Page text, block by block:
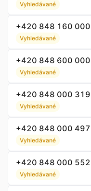
Vyhledávané
+420 848 160 000
Vyhledávané
+420 848 600 000
Vyhledávané
+420 848 000 319
Vyhledávané
+420 848 000 497
Vyhledávané
+420 848 000 552
Vyhledávané